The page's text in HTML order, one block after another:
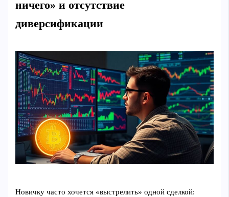
ничего» и отсутствие
диверсификации
Новичку часто хочется «выстрелить» одной сделкой: